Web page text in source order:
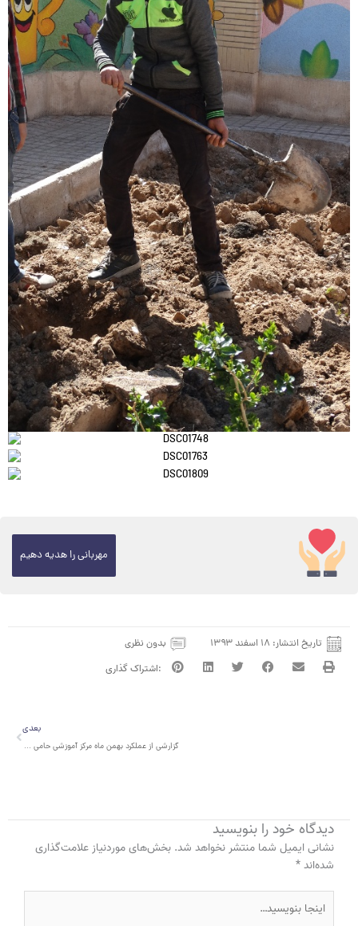
مهربانی را هدیه دهیم
تاریخ انتشار: ۱۸ اسفند ۱۳۹۳ بدون نظری
بعدی
گزارشی از عملکرد بهمن ماه مرکز آموزشی حامی واقع در سمنان:
دیدگاه‌ خود را بنویسید
نشانی ایمیل شما منتشر نخواهد شد. بخش‌های موردنیاز علامت‌گذاری
شده‌اند*
بنویسید…